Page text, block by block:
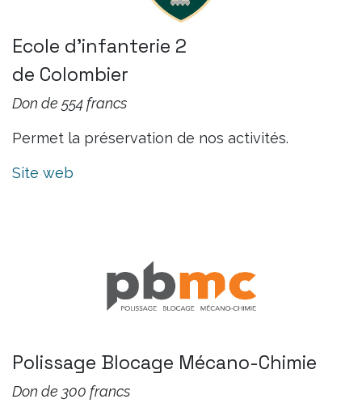
Ecole d'infanterie 2
de Colombier
Don de 554 francs
Permet la préservation de nos activités.
Site web
Polissage Blocage Mécano-Chimie
Don de 300 francs